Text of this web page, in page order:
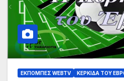
ΕΚΠΟΜΠΈΣ WEBTV ΚΕΡΚΊΔΑ ΤΟΥ